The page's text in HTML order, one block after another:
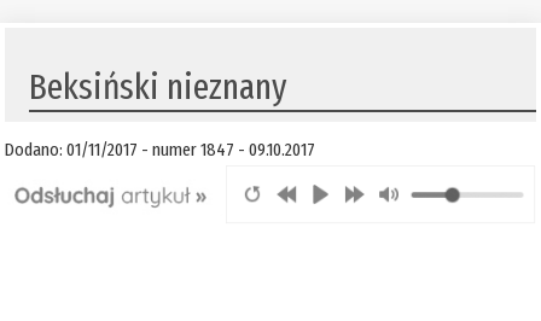
​Beksiński nieznany
Dodano: 01/11/2017 - numer 1847 - 09.10.2017